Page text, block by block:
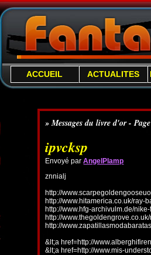
ACCUEIL ACTUALITES
» Messages du livre d'or -
ipvcksp
Envoyé parAngelPlamp
znnialj
http://
http://www.hitamerica.co.uk/ray-
http://www.hfg-archivulm.de/
http://
http://
&lt;a href=http://
&lt;a href=http://www.mis-